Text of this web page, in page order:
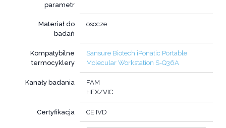
parametr
Materiał do
badań
osocze
Kompatybilne
termocyklery
Sansure Biotech iPonatic Portable
Molecular Workstation S-Q36A
Kanały badania
FAM
HEX/VIC
Certyfikacja CE IVD